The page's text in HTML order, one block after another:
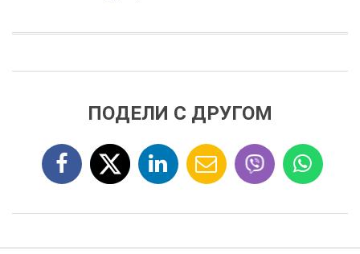
ПОДЕЛИ С ДРУГОМ